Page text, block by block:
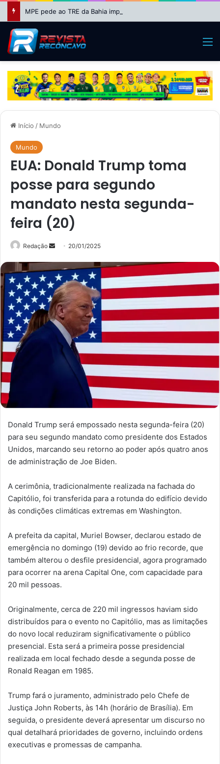
Início / Mundo
Mundo
EUA: Donald Trump toma
posse para segundo
mandato nesta segunda-
feira (20)
Redação
Mande
e-
mail
20/01/2025
Donald Trump será empossado nesta segunda-feira (20)
para seu segundo mandato como presidente dos Estados
Unidos, marcando seu retorno ao poder após quatro anos
de administração de Joe Biden.
A cerimônia, tradicionalmente realizada na fachada do
Capitólio, foi transferida para a rotunda do edifício devido
às condições climáticas extremas em Washington.
A prefeita da capital, Muriel Bowser, declarou estado de
emergência no domingo (19) devido ao frio recorde, que
também alterou o desfile presidencial, agora programado
para ocorrer na arena Capital One, com capacidade para
20 mil pessoas.
Originalmente, cerca de 220 mil ingressos haviam sido
distribuídos para o evento no Capitólio, mas as limitações
do novo local reduziram significativamente o público
presencial. Esta será a primeira posse presidencial
realizada em local fechado desde a segunda posse de
Ronald Reagan em 1985.
Trump fará o juramento, administrado pelo Chefe de
Justiça John Roberts, às 14h (horário de Brasília). Em
seguida, o presidente deverá apresentar um discurso no
qual detalhará prioridades de governo, incluindo ordens
executivas e promessas de campanha.